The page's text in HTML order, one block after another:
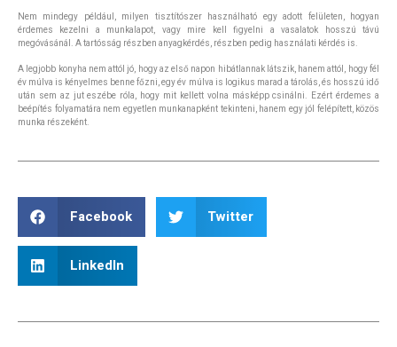
Nem mindegy például, milyen tisztítószer használható egy adott felületen, hogyan
érdemes kezelni a munkalapot, vagy mire kell figyelni a vasalatok hosszú távú
megóvásánál. A tartósság részben anyagkérdés, részben pedig használati kérdés is.
A legjobb konyha nem attól jó, hogy az első napon hibátlannak látszik, hanem attól, hogy fél
év múlva is kényelmes benne főzni, egy év múlva is logikus marad a tárolás, és hosszú idő
után sem az jut eszébe róla, hogy mit kellett volna másképp csinálni. Ezért érdemes a
beépítés folyamatára nem egyetlen munkanapként tekinteni, hanem egy jól felépített, közös
munka részeként.
Facebook Twitter
LinkedIn